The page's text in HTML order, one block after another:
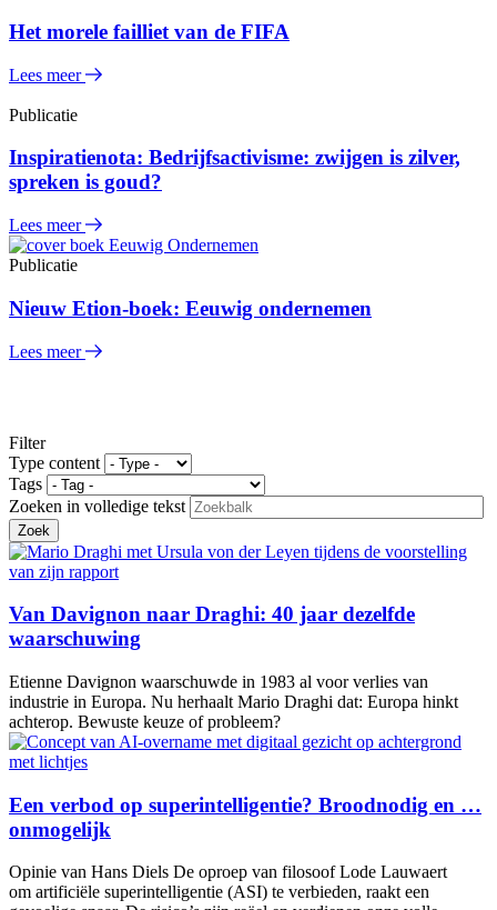
Het morele failliet van de FIFA
Lees meer
Publicatie
Inspiratienota: Bedrijfsactivisme: zwijgen is zilver,
spreken is goud?
Lees meer
Publicatie
Nieuw Etion-boek: Eeuwig ondernemen
Lees meer
Filter
Type content
Tags
Zoeken in volledige tekst
Van Davignon naar Draghi: 40 jaar dezelfde
waarschuwing
Etienne Davignon waarschuwde in 1983 al voor verlies van
industrie in Europa. Nu herhaalt Mario Draghi dat: Europa hinkt
achterop. Bewuste keuze of probleem?
Een verbod op superintelligentie? Broodnodig en …
onmogelijk
Opinie van Hans Diels De oproep van filosoof Lode Lauwaert
om artificiële superintelligentie (ASI) te verbieden, raakt een